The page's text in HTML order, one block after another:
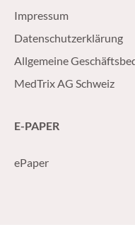
Impressum
Datenschutzerklärung
Allgemeine
MedTrix AG Schweiz
E-PAPER
ePaper